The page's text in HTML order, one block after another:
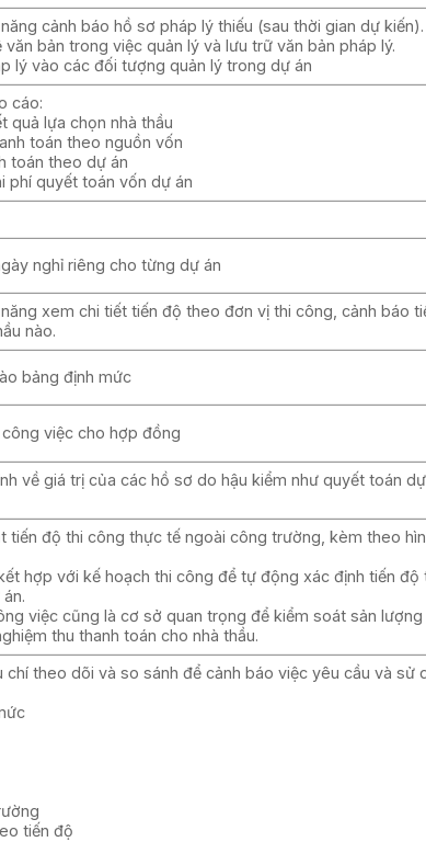
cảnh báo hồ sơ pháp lý thiếu (sau thời gian dự kiến).
văn bản trong việc quản lý và lưu trữ văn bản pháp lý.
lý vào các đối tượng quản lý trong dự án
cáo:
quả lựa chọn nhà thầu
toán theo nguồn vốn
toán theo dự án
phí quyết toán vốn dự án
nghỉ riêng cho từng dự án
xem chi tiết tiến độ theo đơn vị thi công, cảnh báo
nào.
bảng định mức
việc cho hợp đồng
về giá trị của các hồ sơ do hậu kiểm như quyết toán dự
tiến độ thi công thực tế ngoài công trường, kèm theo
hợp với kế hoạch thi công để tự động xác định tiến độ
việc cũng là cơ sở quan trọng để kiểm soát sản
thu thanh toán cho nhà thầu.
theo dõi và so sánh để cảnh báo việc yêu cầu và sử
tiến độ